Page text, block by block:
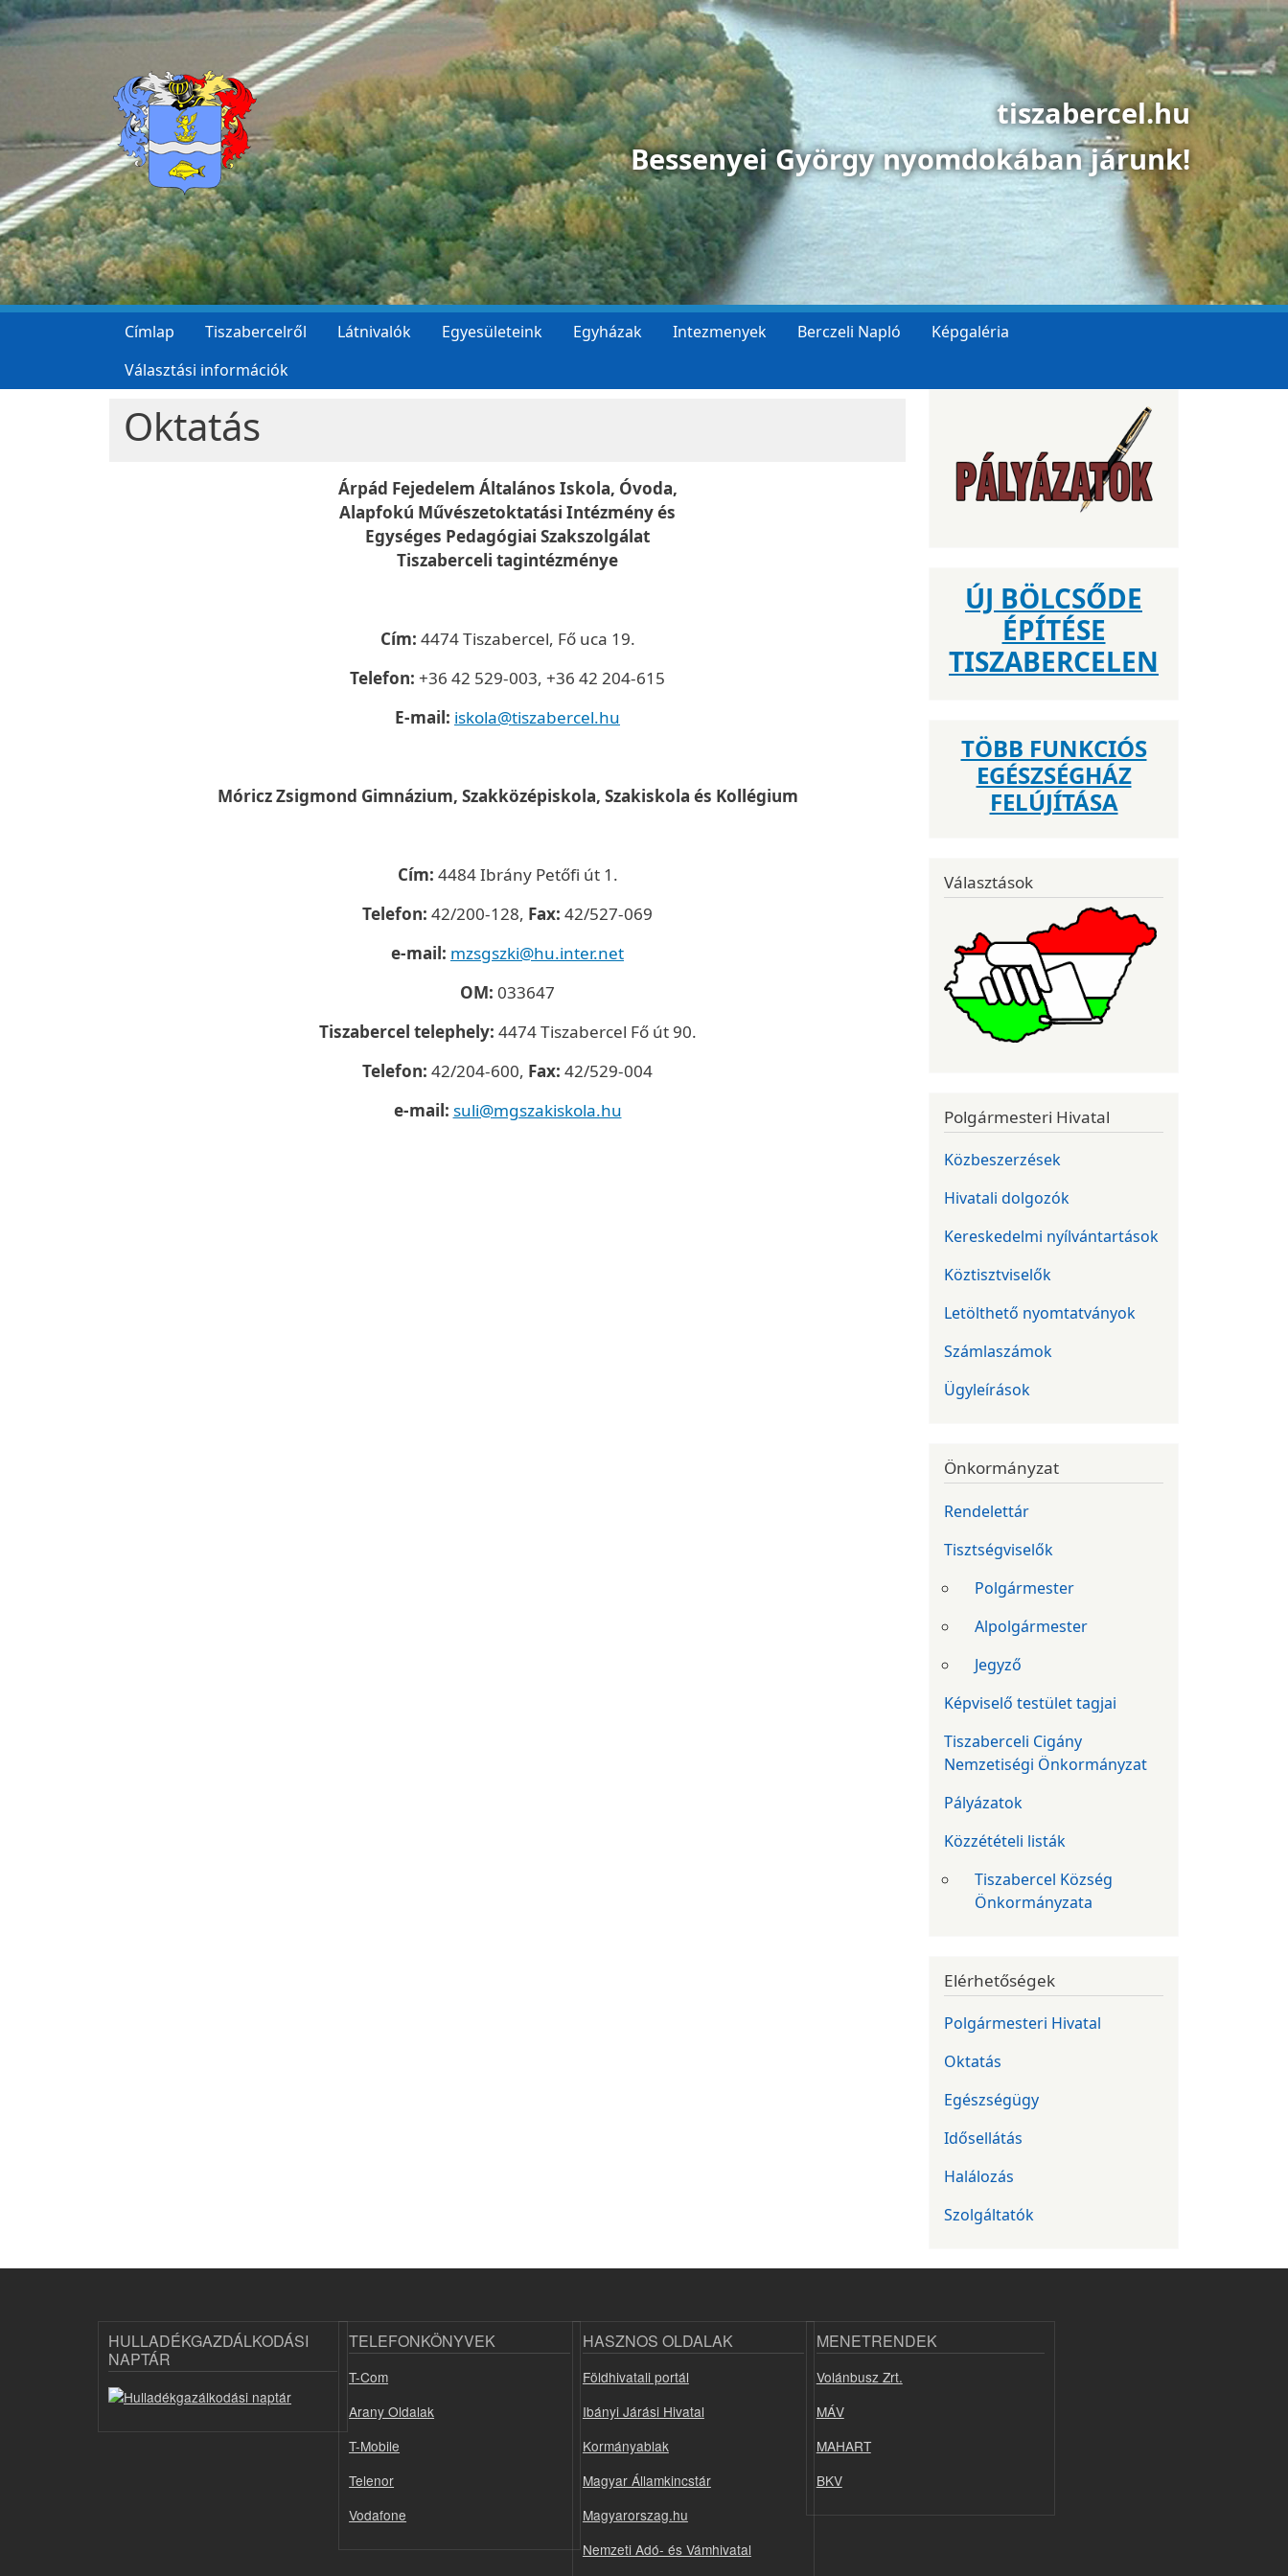
Ugrás a tartalomra
tiszabercel.hu
Bessenyei György nyomdokában járunk!
Címlap Tiszabercelről Látnivalók Egyesületeink Egyházak Intezmenyek Berczeli Napló
Képgaléria
Választási információk
Oktatás
Árpád Fejedelem Általános Iskola, Óvoda,
Alapfokú Művészetoktatási Intézmény és
Egységes Pedagógiai Szakszolgálat
Tiszaberceli tagintézménye
Cím: 4474 Tiszabercel, Fő uca 19.
Telefon: +36 42 529-003, +36 42 204-615
E-mail: iskola@tiszabercel.hu
Móricz Zsigmond Gimnázium, Szakközépiskola, Szakiskola és Kollégium
Cím: 4484 Ibrány Petőfi út 1.
Telefon: 42/200-128, Fax: 42/527-069
e-mail: mzsgszki@hu.inter.net
OM: 033647
Tiszabercel telephely: 4474 Tiszabercel Fő út 90.
Telefon: 42/204-600, Fax: 42/529-004
e-mail: suli@mgszakiskola.hu
ÚJ BÖLCSŐDE
ÉPÍTÉSE
TISZABERCELEN
TÖBB FUNKCIÓS
EGÉSZSÉGHÁZ
FELÚJÍTÁSA
Választások
Polgármesteri Hivatal
Közbeszerzések
Hivatali dolgozók
Kereskedelmi nyílvántartások
Köztisztviselők
Letölthető nyomtatványok
Számlaszámok
Ügyleírások
Önkormányzat
Rendelettár
Tisztségviselők
Polgármester
Alpolgármester
Jegyző
Képviselő testület tagjai
Tiszaberceli Cigány
Nemzetiségi Önkormányzat
Pályázatok
Közzétételi listák
Tiszabercel Község
Önkormányzata
Elérhetőségek
Polgármesteri Hivatal
Oktatás
Egészségügy
Idősellátás
Halálozás
Szolgáltatók
HULLADÉKGAZDÁLKODÁSI
NAPTÁR
TELEFONKÖNYVEK
T-Com
Arany Oldalak
T-Mobile
Telenor
Vodafone
HASZNOS OLDALAK
Földhivatali portál
Ibányi Járási Hivatal
Kormányablak
Magyar Államkincstár
Magyarorszag.hu
Nemzeti Adó- és Vámhivatal
MENETRENDEK
Volánbusz Zrt.
MÁV
MAHART
BKV